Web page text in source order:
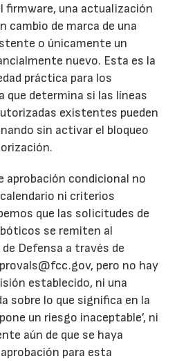
firmware, una actualización
cambio de marca de una
o únicamente un
nuevo. Esta es la
práctica para los
que determina si las líneas
existentes pueden
sin activar el bloqueo
aprobación condicional no
ni criterios
que las solicitudes de
se remiten al
Defensa a través de
pero no hay
establecido, ni una
sobre lo que significa en la
un riesgo inaceptable’, ni
aún de que se haya
para esta